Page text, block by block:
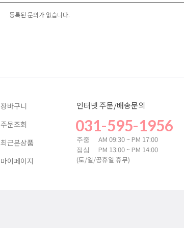
등록된 문의가 없습니다.
장바구니
주문조회
최근본상품
마이페이지
인터넷 주문/배송문의
031-595-1956
주중 AM 09:30 ~ PM 17:00
점심
PM 13:00 ~ PM 14:00
(토/일/공휴일 휴무)